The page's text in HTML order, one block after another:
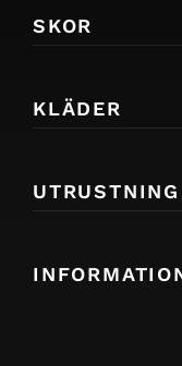
SKOR
KLÄDER
UTRUSTNING